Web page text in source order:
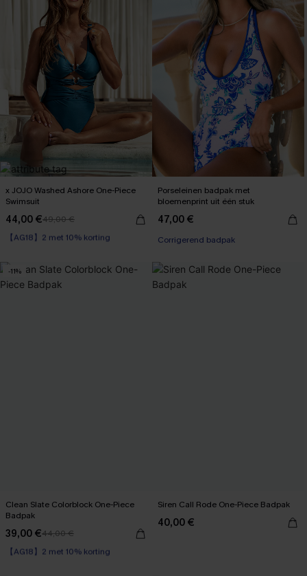
x JOJO Washed Ashore One-Piece
Swimsuit
44,00 €49,00 €
【AG18】2 met 10% korting
Op voorraad
Porseleinen badpak met
bloemenprint uit één stuk
47,00 €
Corrigerend badpak
-11%
Clean Slate Colorblock One-Piece
Badpak
39,00 €44,00 €
【AG18】2 met 10% korting
Op voorraad
Siren Call Rode One-Piece Badpak
40,00 €